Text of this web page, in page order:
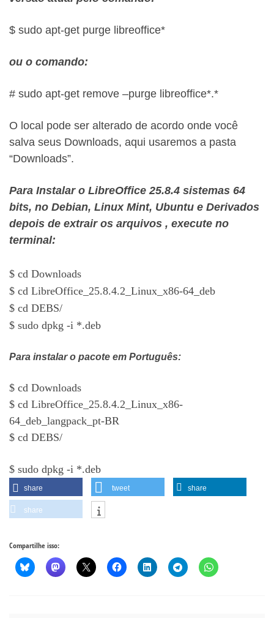
$ sudo apt-get purge libreoffice*
ou o comando:
# sudo apt-get remove –purge libreoffice*.*
O local pode ser alterado de acordo onde você
salva seus Downloads, aqui usaremos a pasta
“Downloads”.
Para Instalar o LibreOffice 25.8.4 sistemas 64
bits, no Debian, Linux Mint, Ubuntu e Derivados
depois de extrair os arquivos , execute no
terminal:
$ cd Downloads
$ cd LibreOffice_25.8.4.2_Linux_x86-64_deb
$ cd DEBS/
$ sudo dpkg -i *.deb
Para instalar o pacote em Português:
$ cd Downloads
$ cd LibreOffice_25.8.4.2_Linux_x86-
64_deb_langpack_pt-BR
$ cd DEBS/
$ sudo dpkg -i *.deb
share tweet share
share
Compartilhe isso: